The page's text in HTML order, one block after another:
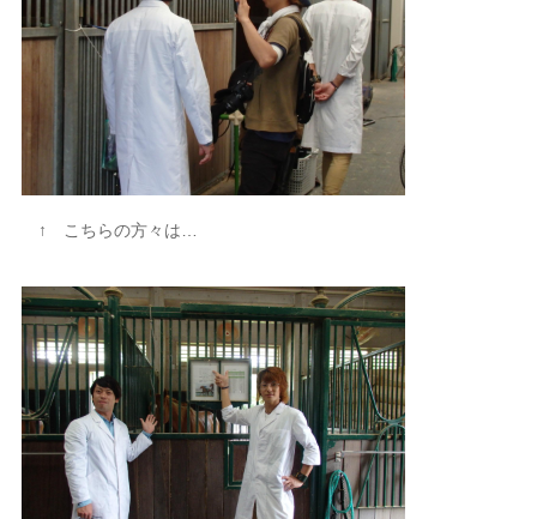
↑ こちらの方々は…